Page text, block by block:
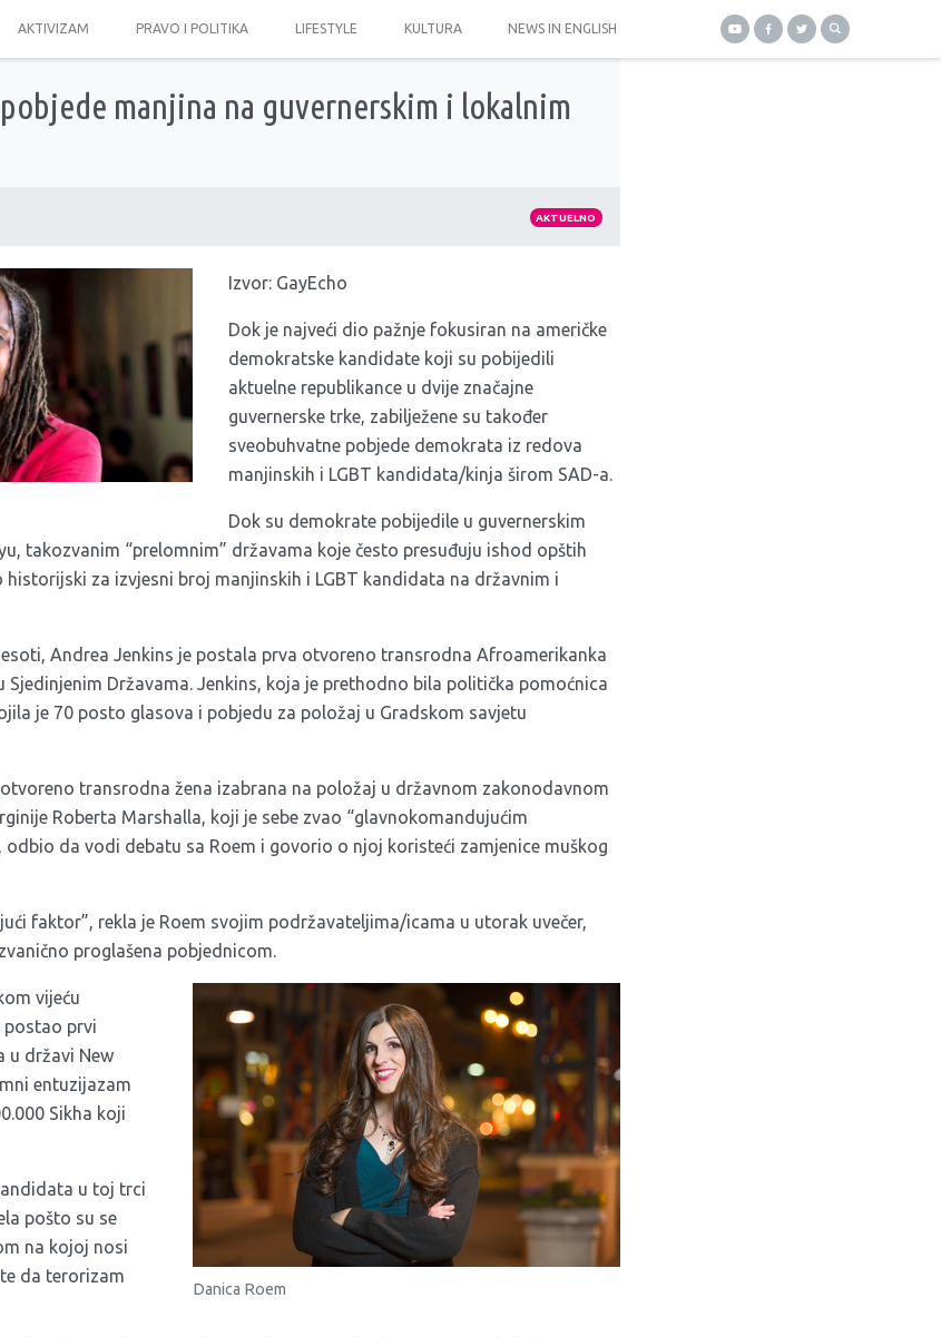
AKTIVIZAM PRAVO I POLITIKA LIFESTYLE KULTURA NEWS IN ENGLISH
manjina na guvernerskim i lokalnim
AKTUELNO
Izvor: GayEcho
Dok je najveći dio pažnje fokusiran na američke
demokratske kandidate koji su pobijedili
aktuelne republikance u dvije značajne
guvernerske trke, zabilježene su također
sveobuhvatne pobjede demokrata iz redova
manjinskih i LGBT kandidata/kinja širom SAD-a.
Dok su demokrate pobijedile u guvernerskim
takozvanim “prelomnim” državama koje često presuđuju ishod opštih
za izvjesni broj manjinskih i LGBT kandidata na državnim i
Andrea Jenkins je postala prva otvoreno transrodna Afroamerikanka
Državama. Jenkins, koja je prethodno bila politička pomoćnica
je 70 posto glasova i pobjedu za položaj u Gradskom savjetu
transrodna žena izabrana na položaj u državnom zakonodavnom
Roberta Marshalla, koji je sebe zvao “glavnokomandujućim
da vodi debatu sa Roem i govorio o njoj koristeći zamjenice muškog
faktor”, rekla je Roem svojim podržavateljima/icama u utorak uvečer,
proglašena pobjednicom.
Danica Roem
vijeću
postao prvi
u državi New
entuzijazam
Sikha koji
u toj trci
pošto su se
na kojoj nosi
da terorizam